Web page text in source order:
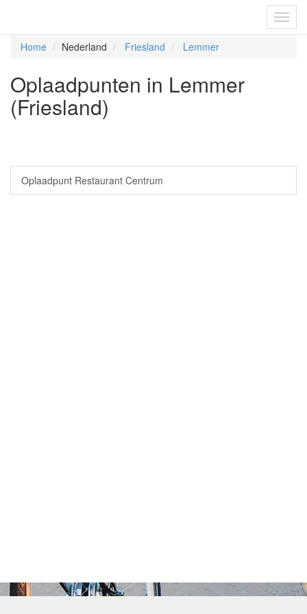
Home Nederland Friesland Lemmer
Oplaadpunten in Lemmer
(Friesland)
Oplaadpunt Restaurant Centrum